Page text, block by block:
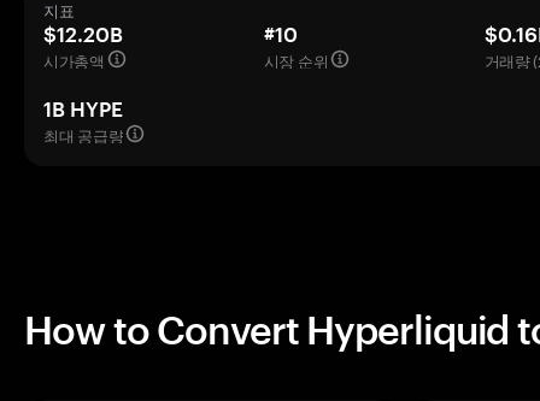
지표
$12.20B
시가총액
#10
시장 순위
거래량
1B HYPE
최대 공급량
How to Convert Hyperliquid